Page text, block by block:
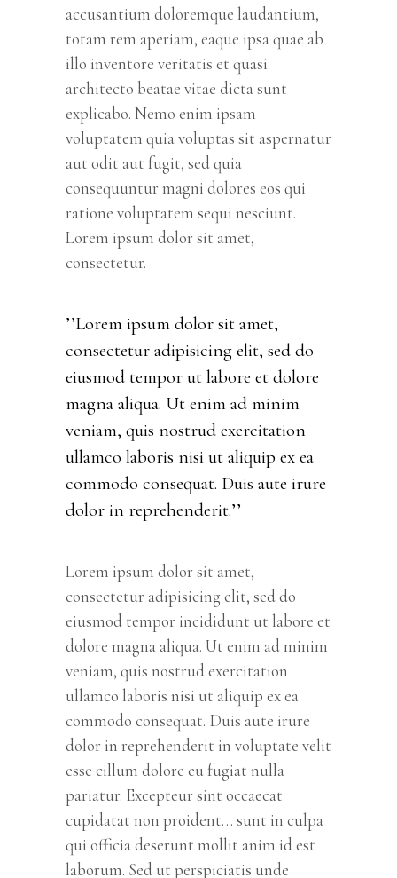
accusantium doloremque laudantium,
totam rem aperiam, eaque ipsa quae ab
illo inventore veritatis et quasi
architecto beatae vitae dicta sunt
explicabo. Nemo enim ipsam
voluptatem quia voluptas sit aspernatur
aut odit aut fugit, sed quia
consequuntur magni dolores eos qui
ratione voluptatem sequi nesciunt.
Lorem ipsum dolor sit amet,
consectetur.
’’Lorem ipsum dolor sit amet,
consectetur adipisicing elit, sed do
eiusmod tempor ut labore et dolore
magna aliqua. Ut enim ad minim
veniam, quis nostrud exercitation
ullamco laboris nisi ut aliquip ex ea
commodo consequat. Duis aute irure
dolor in reprehenderit.’’
Lorem ipsum dolor sit amet,
consectetur adipisicing elit, sed do
eiusmod tempor incididunt ut labore et
dolore magna aliqua. Ut enim ad minim
veniam, quis nostrud exercitation
ullamco laboris nisi ut aliquip ex ea
commodo consequat. Duis aute irure
dolor in reprehenderit in voluptate velit
esse cillum dolore eu fugiat nulla
pariatur. Excepteur sint occaecat
cupidatat non proident… sunt in culpa
qui officia deserunt mollit anim id est
laborum. Sed ut perspiciatis unde